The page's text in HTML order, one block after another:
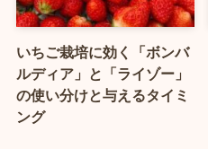
いちご栽培に効く「ボンバ
ルディア」と「ライゾー」
の使い分けと与えるタイミ
ング